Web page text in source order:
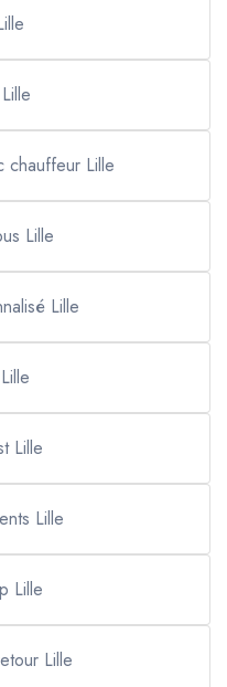
chauffeur Lille
Lille
Lille
Lille
Lille
Lille
Lille